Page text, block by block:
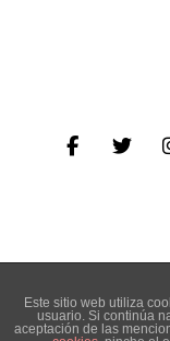
The Gourmet
Este sitio web utiliza
usuario. Si continúa
aceptación de las